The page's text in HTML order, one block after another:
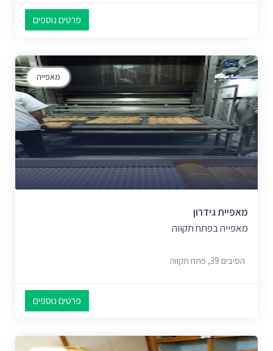
פרטים נוספים
מאפייה
מאפיית גידרון
מאפייה בפתח תקווה
הסיבים 39, פתח תקווה
פרטים נוספים